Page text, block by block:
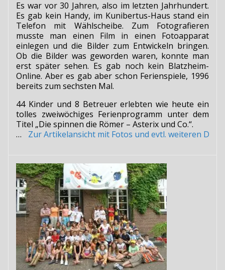
Es war vor 30 Jahren, also im letzten Jahrhundert.
Es gab kein Handy, im Kunibertus-Haus stand ein
Telefon mit Wählscheibe. Zum Fotografieren
musste man einen Film in einen Fotoapparat
einlegen und die Bilder zum Entwickeln bringen.
Ob die Bilder was geworden waren, konnte man
erst später sehen. Es gab noch kein Blatzheim-
Online. Aber es gab aber schon Ferienspiele, 1996
bereits zum sechsten Mal.
44 Kinder und 8 Betreuer erlebten wie heute ein
tolles zweiwöchiges Ferienprogramm unter dem
Titel „Die spinnen die Römer – Asterix und Co.“.
…Zur Artikelansicht mit Fotos und evtl. weiteren